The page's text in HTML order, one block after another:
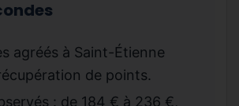
agréés à Saint-Étienne
de points.
: de 184 € à 236 €,